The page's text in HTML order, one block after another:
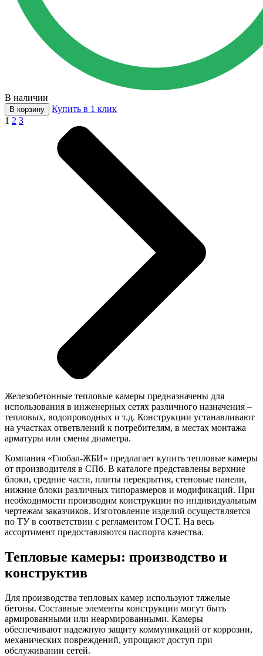
В наличии
В корзину
Купить в 1 клик
1 2 3
Железобетонные тепловые камеры предназначены для
использования в инженерных сетях различного назначения –
тепловых, водопроводных и т.д. Конструкции устанавливают
на участках ответвлений к потребителям, в местах монтажа
арматуры или смены диаметра.
Компания «Глобал-ЖБИ» предлагает купить тепловые камеры
от производителя в СПб. В каталоге представлены верхние
блоки, средние части, плиты перекрытия, стеновые панели,
нижние блоки различных типоразмеров и модификаций. При
необходимости производим конструкции по индивидуальным
чертежам заказчиков. Изготовление изделий осуществляется
по ТУ в соответствии с регламентом ГОСТ. На весь
ассортимент предоставляются паспорта качества.
Тепловые камеры: производство и
конструктив
Для производства тепловых камер используют тяжелые
бетоны. Составные элементы конструкции могут быть
армированными или неармированными. Камеры
обеспечивают надежную защиту коммуникаций от коррозии,
механических повреждений, упрощают доступ при
обслуживании сетей.